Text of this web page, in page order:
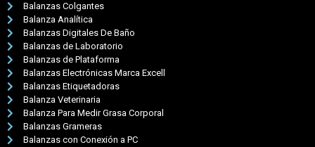
Balanzas Colgantes
Balanza Analítica
Balanzas Digitales De Baño
Balanzas de Laboratorio
Balanzas de Plataforma
Balanzas Electrónicas Marca Excell
Balanzas Etiquetadoras
Balanza Veterinaria
Balanza Para Medir Grasa Corporal
Balanzas Grameras
Balanzas con Conexión a PC